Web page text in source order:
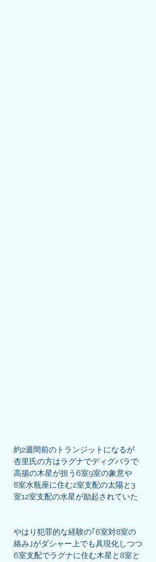
約2週間前のトランジットになるが
杏里氏の方はラグナでディグバラで
高揚の木星が担う6室9室の象意や
8室水瓶座に住む2室支配の太陽と3
室12室支配の水星が励起されていた
やはり犯罪的な経験の｢6室対8室の
絡み｣がダシャー上でも具現化しつつ
6室支配でラグナに住む木星と8室と